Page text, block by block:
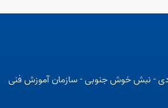
استخدام- نبش خوش جنوبی - سازمان آموزش فنی